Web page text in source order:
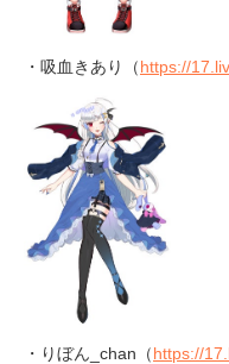
・吸血きあり（https://
・りぼん_chan（https://